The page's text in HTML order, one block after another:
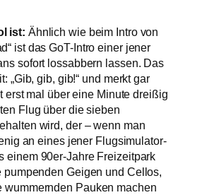
ist: Ähnlich wie beim Intro von
ist das GoT-Intro einer jener
sofort lossabbern lassen. Das
„Gib, gib, gib!“ und merkt gar
erst mal über eine Minute dreißig
Flug über die sieben
wird, der – wenn man
an eines jener Flugsimulator-
einem 90er-Jahre Freizeitpark
pumpenden Geigen und Cellos,
wummernden Pauken machen